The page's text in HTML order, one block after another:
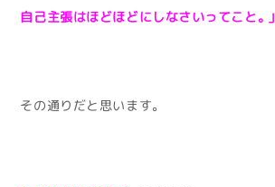
自己主張はほどほどにしなさいってこと。」
その通りだと思います。